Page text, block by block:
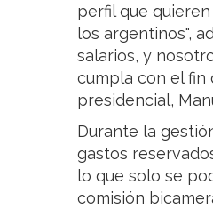
perfil que
los argentinos",
salarios, y
cumpla con el fin
presidencial,
Durante la
gastos
lo que solo se
comisión